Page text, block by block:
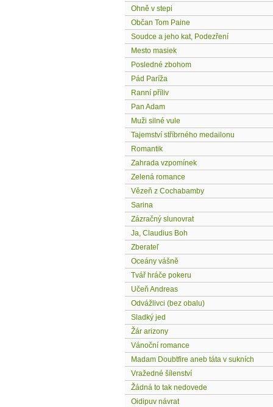
Ohně v stepi
Občan Tom Paine
Soudce a jeho kat, Podezření
Mesto masiek
Posledné zbohom
Pád Paríža
Ranní příliv
Pan Adam
Muži silné vule
Tajemství stříbrného medailonu
Romantik
Zahrada vzpomínek
Zelená romance
Vězeň z Cochabamby
Sarina
Zázračný slunovrat
Ja, Claudius Boh
Zberateľ
Oceány vášně
Tvář hráče pokeru
Učeň Andreas
Odvážlivci (bez obalu)
Sladký jed
Žár arizony
Vánoční romance
Madam Doubtfire aneb táta v sukních
Vražedné šílenství
Žádná to tak nedovede
Oidipuv návrat